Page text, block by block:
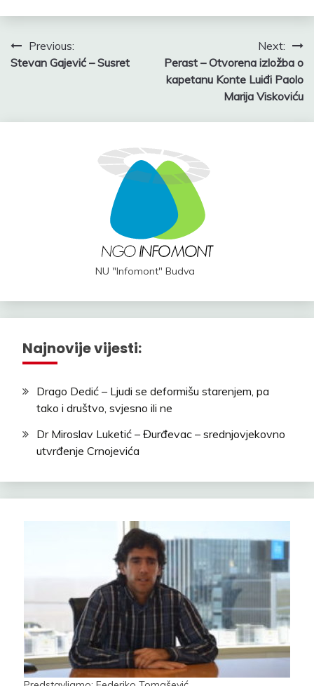
Post
navigation
Previous:
Stevan Gajević – Susret
Next:
Perast – Otvorena izložba o
kapetanu Konte Luiđi Paolo
Marija Viskoviću
NU "Infomont" Budva
Najnovije vijesti:
Drago Dedić – Ljudi se deformišu starenjem, pa
tako i društvo, svjesno ili ne
Dr Miroslav Luketić – Đurđevac – srednjovjekovno
utvrđenje Crnojevića